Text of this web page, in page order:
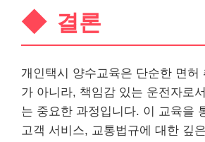
결론
개인택시 양수교육은 단순한 면허
가 아니라, 책임감 있는 운전자로
는 중요한 과정입니다. 이 교육을
고객 서비스, 교통법규에 대한 깊